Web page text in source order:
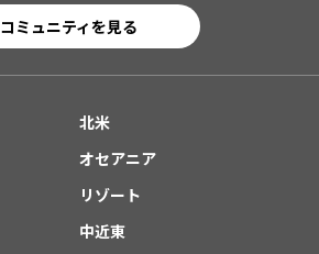
コミュニティを見る
北米
オセアニア
リゾート
中近東